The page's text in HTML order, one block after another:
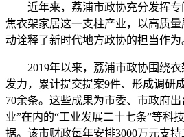
近年来，荔浦市政协充分发挥专
焦衣架家居这一支柱产业，以高质
动诠释了新时代地方政协的担当作为
2019年以来，荔浦市政协围绕衣
发力，累计提交提案9件、形成调研
70余条。这些成果为市委、市政府
业”在内的“工业发展二十七条”等科
据。该市财政每年安排3000万元支